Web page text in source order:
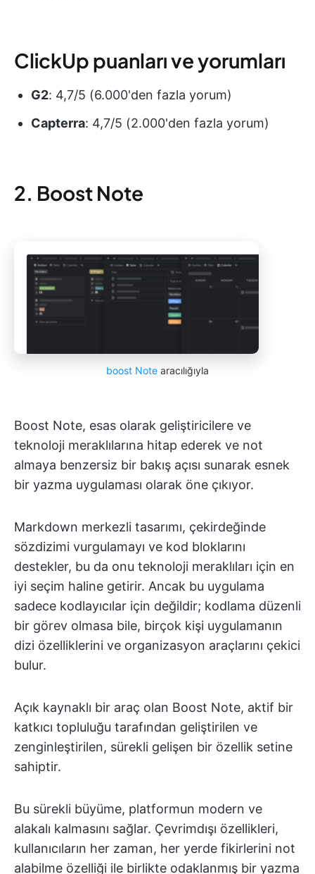
ClickUp puanları ve yorumları
G2: 4,7/5 (6.000'den fazla yorum)
Capterra: 4,7/5 (2.000'den fazla yorum)
2. Boost Note
boost Note aracılığıyla
Boost Note, esas olarak geliştiricilere ve
teknoloji meraklılarına hitap ederek ve not
almaya benzersiz bir bakış açısı sunarak esnek
bir yazma uygulaması olarak öne çıkıyor.
Markdown merkezli tasarımı, çekirdeğinde
sözdizimi vurgulamayı ve kod bloklarını
destekler, bu da onu teknoloji meraklıları için en
iyi seçim haline getirir. Ancak bu uygulama
sadece kodlayıcılar için değildir; kodlama düzenli
bir görev olmasa bile, birçok kişi uygulamanın
dizi özelliklerini ve organizasyon araçlarını çekici
bulur.
Açık kaynaklı bir araç olan Boost Note, aktif bir
katkıcı topluluğu tarafından geliştirilen ve
zenginleştirilen, sürekli gelişen bir özellik setine
sahiptir.
Bu sürekli büyüme, platformun modern ve
alakalı kalmasını sağlar. Çevrimdışı özellikleri,
kullanıcıların her zaman, her yerde fikirlerini not
alabilme özelliği ile birlikte odaklanmış bir yazma